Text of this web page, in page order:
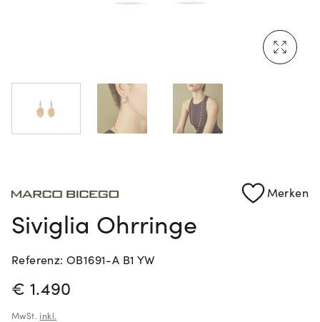
Merken
Siviglia Ohrringe
Referenz: OB1691-A B1 YW
PREISINFORMATIONEN
€ 1.490
MwSt. inkl.